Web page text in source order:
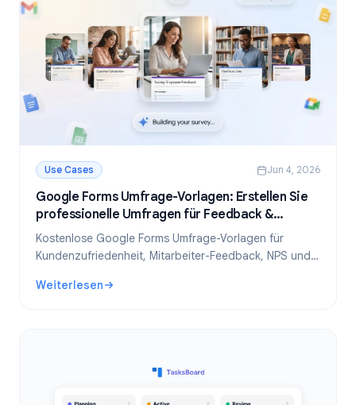
Use Cases Jun 4, 2026
Google Forms Umfrage-Vorlagen: Erstellen Sie
professionelle Umfragen für Feedback &
Forschung
Kostenlose Google Forms Umfrage-Vorlagen für
Kundenzufriedenheit, Mitarbeiter-Feedback, NPS und
und Analysieren von Umfragen.
Weiterlesen
: Google Forms Umfrage-Vorlagen: Erstellen Sie